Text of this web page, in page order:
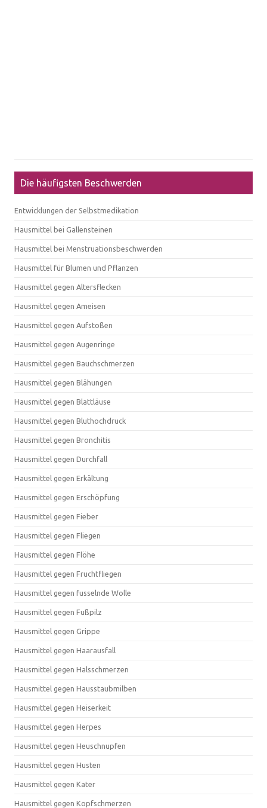
Die häufigsten Beschwerden
Entwicklungen der Selbstmedikation
Hausmittel bei Gallensteinen
Hausmittel bei Menstruationsbeschwerden
Hausmittel für Blumen und Pflanzen
Hausmittel gegen Altersflecken
Hausmittel gegen Ameisen
Hausmittel gegen Aufstoßen
Hausmittel gegen Augenringe
Hausmittel gegen Bauchschmerzen
Hausmittel gegen Blähungen
Hausmittel gegen Blattläuse
Hausmittel gegen Bluthochdruck
Hausmittel gegen Bronchitis
Hausmittel gegen Durchfall
Hausmittel gegen Erkältung
Hausmittel gegen Erschöpfung
Hausmittel gegen Fieber
Hausmittel gegen Fliegen
Hausmittel gegen Flöhe
Hausmittel gegen Fruchtfliegen
Hausmittel gegen fusselnde Wolle
Hausmittel gegen Fußpilz
Hausmittel gegen Grippe
Hausmittel gegen Haarausfall
Hausmittel gegen Halsschmerzen
Hausmittel gegen Hausstaubmilben
Hausmittel gegen Heiserkeit
Hausmittel gegen Herpes
Hausmittel gegen Heuschnupfen
Hausmittel gegen Husten
Hausmittel gegen Kater
Hausmittel gegen Kopfschmerzen